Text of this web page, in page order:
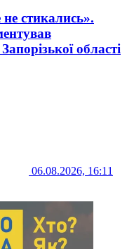
стикались».
області
06.08.2026, 16:11